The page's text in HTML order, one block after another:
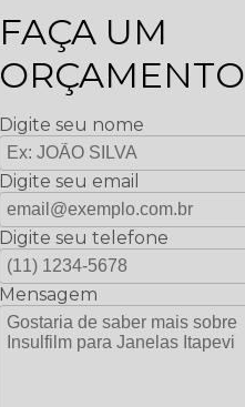
FAÇA UM
ORÇAMENTO
Digite seu nome
Digite seu email
Digite seu telefone
Mensagem